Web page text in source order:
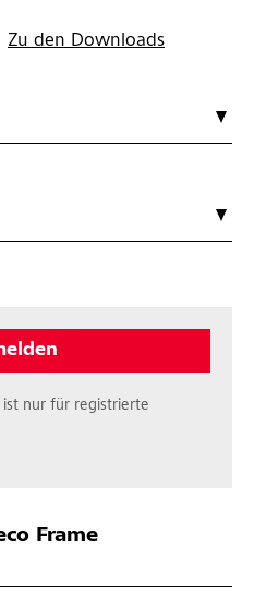
Zu den Downloads
ist nur für registrierte
Frame